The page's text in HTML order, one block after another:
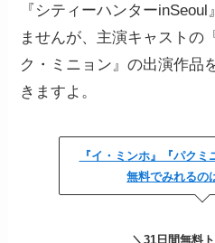
『シティーハンター
ませんが、主演キャストの
ク・ミニョン』の出演作品
きますよ。
『イ・ミンホ』『パクミ
無料でみれるの
＼31日間無料